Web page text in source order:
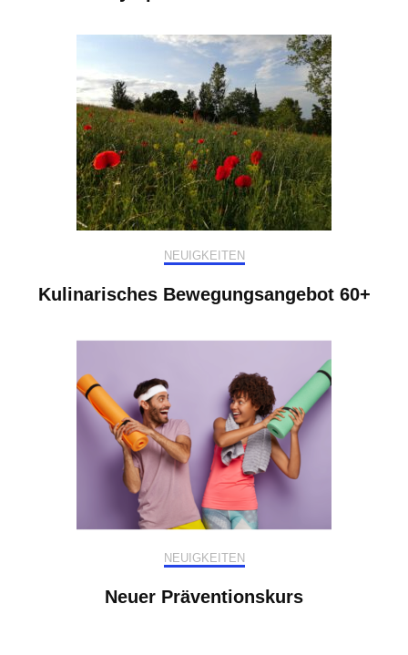
NEUIGKEITEN
Kulinarisches Bewegungsangebot 60+
NEUIGKEITEN
Neuer Präventionskurs